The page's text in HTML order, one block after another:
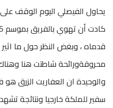
يحاول الفيصلي اليوم الوقف
قدماه ، وبغض النظر حول ما
محروقةورائحة شاطتت هنا وهناك
والوحيدة ان العفاريت الزرق
سفير للملكة خارجيا ونتائجة